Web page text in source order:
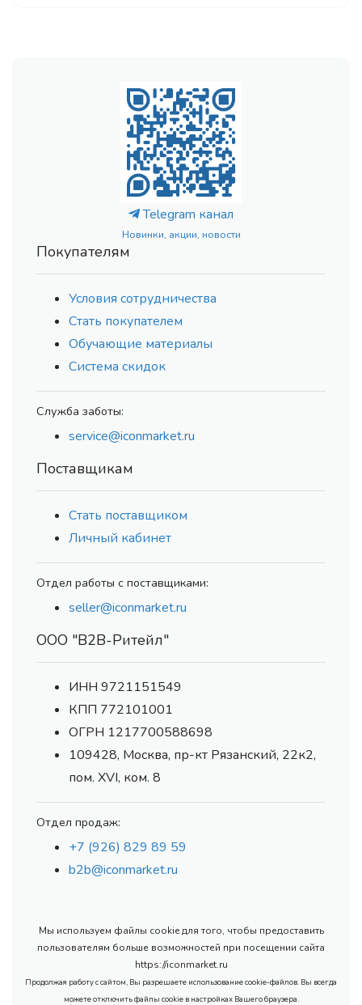
Telegram канал
Новинки, акции, новости
Покупателям
Условия сотрудничества
Стать покупателем
Обучающие материалы
Система скидок
Служба заботы:
service@iconmarket.ru
Поставщикам
Стать поставщиком
Личный кабинет
Отдел работы с поставщиками:
seller@iconmarket.ru
ООО "В2В-Ритейл"
ИНН 9721151549
КПП 772101001
ОГРН 1217700588698
109428, Москва, пр-кт Рязанский, 22к2,
пом. XVI, ком. 8
Отдел продаж:
+7 (926) 829 89 59
b2b@iconmarket.ru
Мы используем файлы cookie для того, чтобы предоставить
пользователям больше возможностей при посещении сайта
https://iconmarket.ru
Продолжая работу с сайтом, Вы разрешаете использование cookie-файлов. Вы всегда
можете отключить файлы cookie в настройках Вашего браузера.